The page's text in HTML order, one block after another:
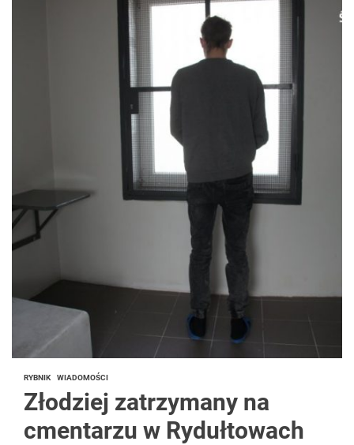
RYBNIK WIADOMOŚCI
Złodziej zatrzymany na
cmentarzu w Rydułtowach